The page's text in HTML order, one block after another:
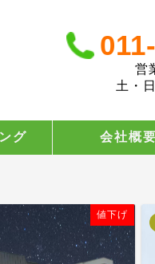
営
土・
グ 会社概要
値下げ